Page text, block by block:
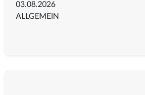
03.08.2026
ALLGEMEIN